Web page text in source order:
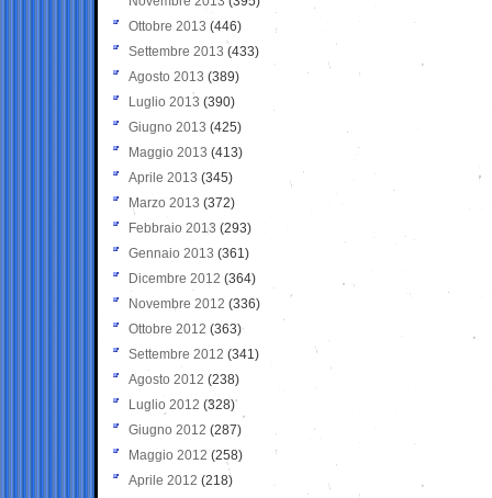
Ottobre 2013 (446)
Settembre 2013 (433)
Agosto 2013 (389)
Luglio 2013 (390)
Giugno 2013 (425)
Maggio 2013 (413)
Aprile 2013 (345)
Marzo 2013 (372)
Febbraio 2013 (293)
Gennaio 2013 (361)
Dicembre 2012 (364)
Novembre 2012 (336)
Ottobre 2012 (363)
Settembre 2012 (341)
Agosto 2012 (238)
Luglio 2012 (328)
Giugno 2012 (287)
Maggio 2012 (258)
Aprile 2012 (218)